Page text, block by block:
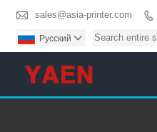
 sales@asia-printer.com 
Pусский 